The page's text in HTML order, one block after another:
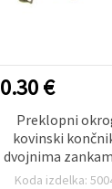
0.30 €
Preklopni
kovinski
dvojnima
DIY izdelavo
Koda izdelka: